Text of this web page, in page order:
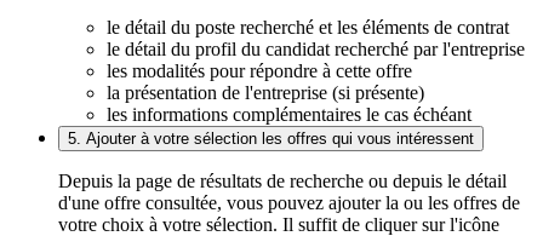
le détail du poste recherché et les éléments de contrat
le détail du profil du candidat recherché par l'entreprise
les modalités pour répondre à cette offre
la présentation de l'entreprise (si présente)
les informations complémentaires le cas échéant
5. Ajouter à votre sélection les offres qui vous intéressent
Depuis la page de résultats de recherche ou depuis le détail
d'une offre consultée, vous pouvez ajouter la ou les offres de
votre choix à votre sélection. Il suffit de cliquer sur l'icône